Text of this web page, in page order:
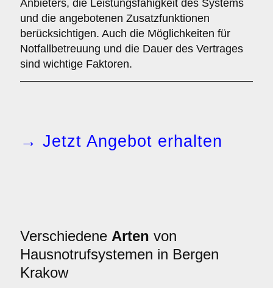
Anbieters, die Leistungsfähigkeit des Systems
und die angebotenen Zusatzfunktionen
berücksichtigen. Auch die Möglichkeiten für
Notfallbetreuung und die Dauer des Vertrages
sind wichtige Faktoren.
→ Jetzt Angebot erhalten
Verschiedene Arten von
Hausnotrufsystemen in Bergen
Krakow